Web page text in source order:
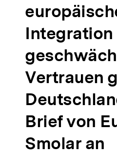
Integration
Vertrauen
Brief von
Smolar an